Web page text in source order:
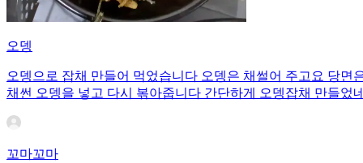
오뎅
오뎅으로 잡채 만들어 먹었습니다 오뎅은 채썰어 주고요 당
채썬 오뎅을 넣고 다시 볶아줍니다 간단하게 오뎅잡채 만들었
꼬마꼬마